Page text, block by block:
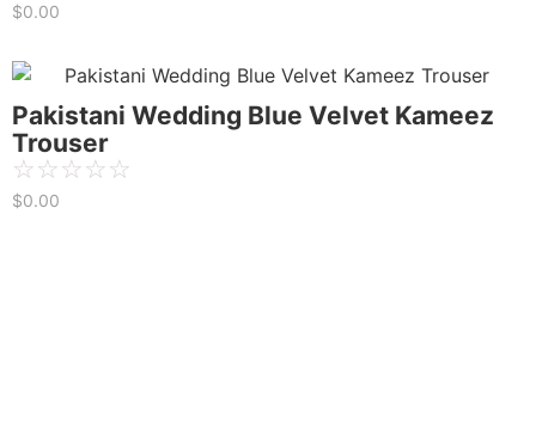
$0.00
Pakistani Wedding Blue Velvet Kameez
Trouser
☆☆☆☆☆
$0.00